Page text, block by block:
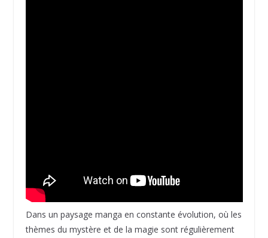
Dans un paysage manga en constante évolution, où les
thèmes du mystère et de la magie sont régulièrement